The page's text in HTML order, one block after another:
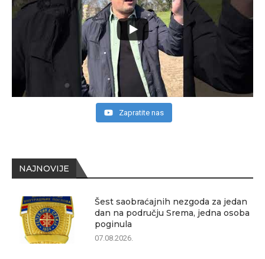
NAJNOVIJE
Šest saobraćajnih nezgoda za jedan
dan na području Srema, jedna osoba
poginula
07.08.2026.
Zapratite nas